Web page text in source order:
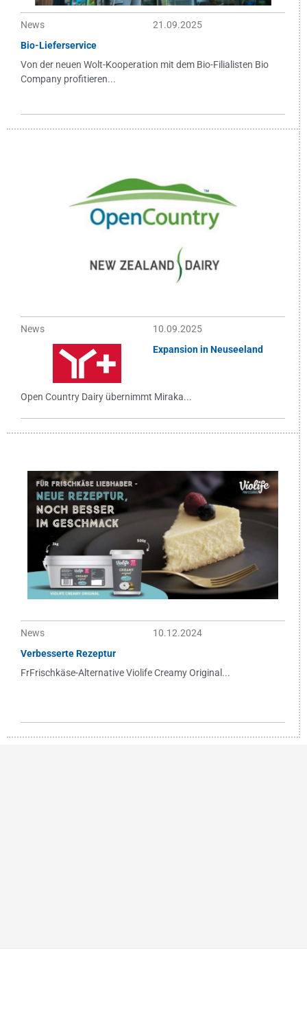
News
21.09.2025
Bio-Lieferservice
Von der neuen Wolt-Kooperation mit dem Bio-Filialisten Bio
Company profitieren...
News
10.09.2025
Expansion in Neuseeland
Open Country Dairy übernimmt Miraka...
News
10.12.2024
Verbesserte Rezeptur
FrFrischkäse-Alternative Violife Creamy Original...